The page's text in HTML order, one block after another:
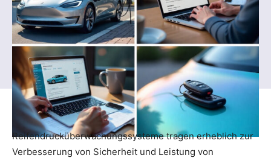
Reifendrucküberwachungssysteme tragen erheblich zur
Verbesserung von Sicherheit und Leistung von